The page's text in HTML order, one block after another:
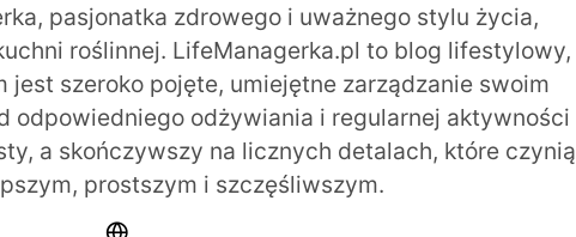
pasjonatka zdrowego i uważnego stylu życia,
roślinnej. LifeManagerka.pl to blog lifestylowy,
szeroko pojęte, umiejętne zarządzanie swoim
odpowiedniego odżywiania i regularnej aktywności
a skończywszy na licznych detalach, które czynią
prostszym i szczęśliwszym.